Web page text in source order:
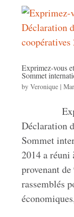
Exprimez-vous
Sommet
by Veronique|
Déclaration
Sommet
2014 a réuni
provenant
rassemblés